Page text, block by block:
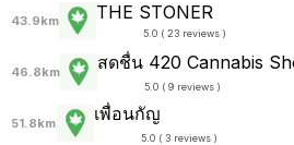
43.9km THE STONER
5.0 ( 23 reviews )
46.8km สดชื่น 420 Cannabis
5.0 ( 9 reviews )
51.8km เพื่อนกัญ
5.0 ( 3 reviews )